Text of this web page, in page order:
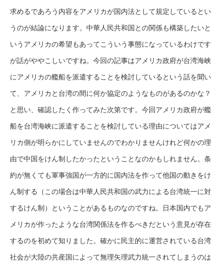
求めるであろう内容をアメリカが国内法として規定しているとい
うのが結論になります。中華人民共和国との関係も構築したいと
いうアメリカの希望もあってこういう事態になっているわけです
が話がややこしいですね。今回の記事はアメリカ政府が台湾海峡
にアメリカの艦船を派遣することを検討しているという話を聞い
て、アメリカと台湾の間に何か協定のようなものがあるのかな？
と思い、確認したく作ってみた次第です。今回アメリカ政府が艦
船を台湾海峡に派遣することを検討している理由についてはアメ
リカ側が明らかにしていませんのでわかりませんけれど何かの理
由で中国をけん制したかったということなのかもしれません。条
約が無くても軍事強国が一方的に国内法を作って他国の動きをけ
ん制する（この場合は中華人民共和国の武力による台湾統一に対
するけん制）ということがあるものなのですね。日本国内でもア
メリカが作ったような台湾関係法を作るべきだという意見が存在
するのを初めて知りました。確かに民主的に運営されている台湾
社会が大陸の共産国によって無理矢理武力統一されてしまうのは